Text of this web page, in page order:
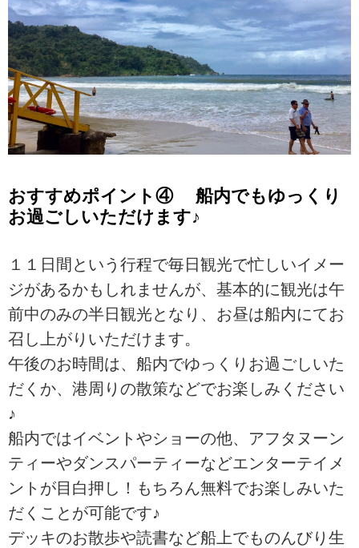
おすすめポイント④ 船内でもゆっくり
お過ごしいただけます♪
１１日間という行程で毎日観光で忙しいイメー
ジがあるかもしれませんが、基本的に観光は午
前中のみの半日観光となり、お昼は船内にてお
召し上がりいただけます。
午後のお時間は、船内でゆっくりお過ごしいた
だくか、港周りの散策などでお楽しみください
♪
船内ではイベントやショーの他、アフタヌーン
ティーやダンスパーティーなどエンターテイメ
ントが目白押し！もちろん無料でお楽しみいた
だくことが可能です♪
デッキのお散歩や読書など船上でものんびり生